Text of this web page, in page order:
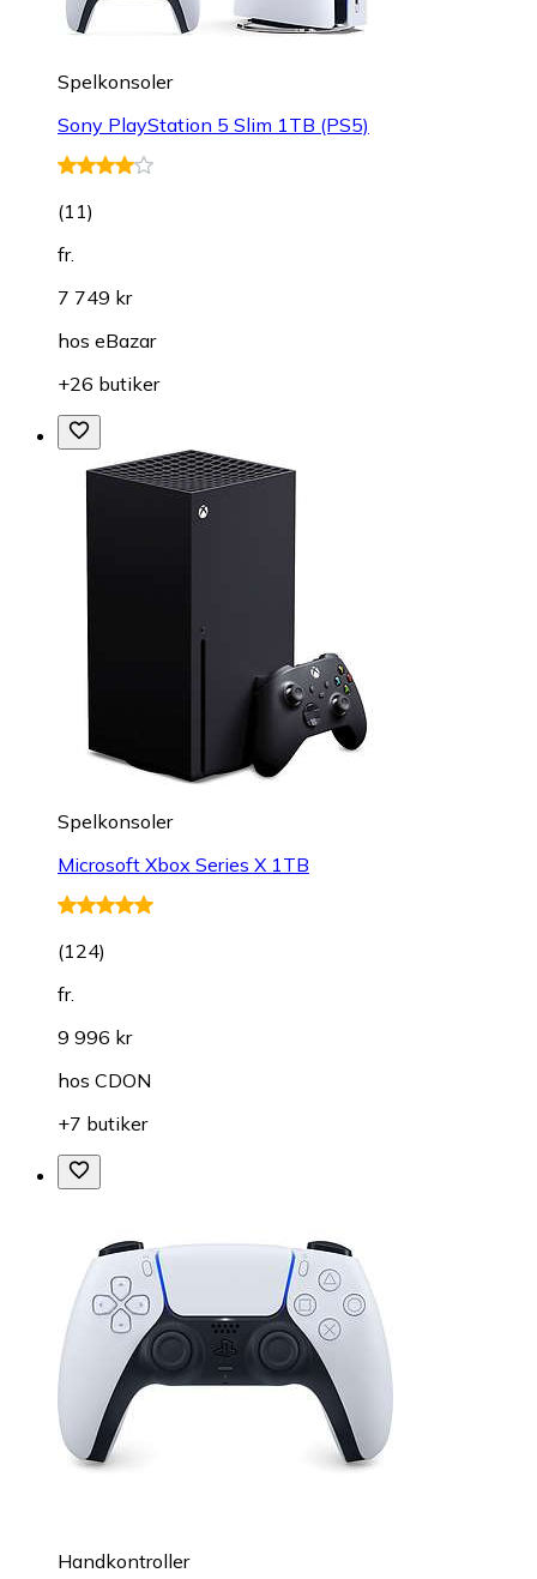
Spelkonsoler
Sony PlayStation 5 Slim 1TB (PS5)
(11)
fr.
7 749 kr
hos eBazar
+26 butiker
Spelkonsoler
Microsoft Xbox Series X 1TB
(124)
fr.
9 996 kr
hos CDON
+7 butiker
Handkontroller